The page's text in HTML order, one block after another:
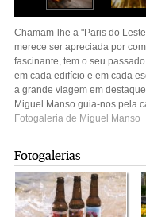
Chamam-lhe a "Paris do
merece ser apreciada por
fascinante, tem o seu
em cada edifício e em cada
a grande viagem em
Miguel Manso guia-nos pela
Fotogaleria de Miguel Manso
Fotogalerias